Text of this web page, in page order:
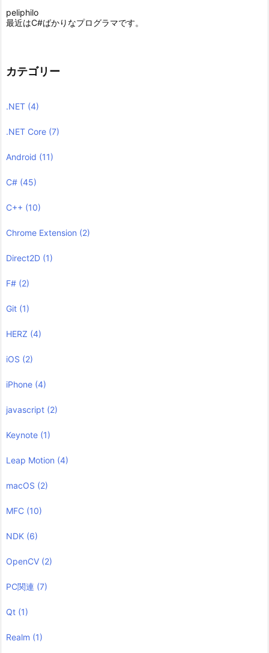
peliphilo
最近はC#ばかりなプログラマです。
カテゴリー
.NET (4)
.NET Core (7)
Android (11)
C# (45)
C++ (10)
Chrome Extension (2)
Direct2D (1)
F# (2)
Git (1)
HERZ (4)
iOS (2)
iPhone (4)
javascript (2)
Keynote (1)
Leap Motion (4)
macOS (2)
MFC (10)
NDK (6)
OpenCV (2)
PC関連 (7)
Qt (1)
Realm (1)